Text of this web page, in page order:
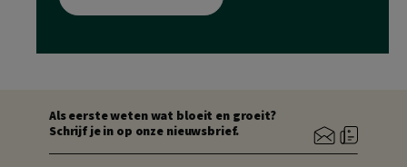
Als eerste weten wat bloeit en groeit?
Schrijf je in op onze nieuwsbrief.